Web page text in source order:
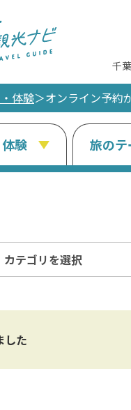
千
体験
オンライン予約
験 旅の
カテゴリを選択
ミューズメント
した